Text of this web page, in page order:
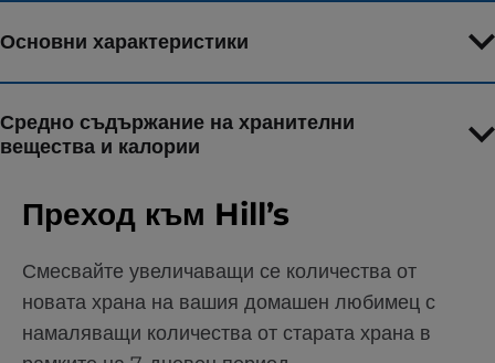
Основни характеристики
Средно съдържание на хранителни
вещества и калории
Преход към Hill’s
Смесвайте увеличаващи се количества от
новата храна на вашия домашен любимец с
намаляващи количества от старата храна в